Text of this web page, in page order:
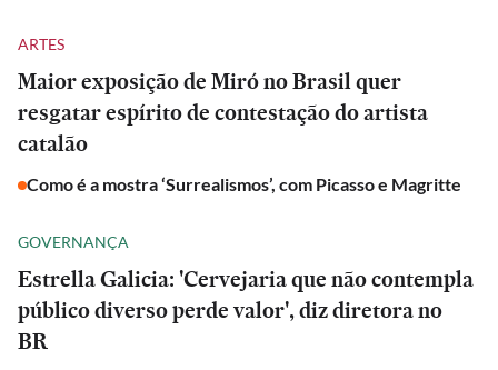
ARTES
Maior exposição de Miró no Brasil quer
resgatar espírito de contestação do artista
catalão
Como é a mostra ‘Surrealismos’, com Picasso e Magritte
GOVERNANÇA
Estrella Galicia: 'Cervejaria que não contempla
público diverso perde valor', diz diretora no
BR